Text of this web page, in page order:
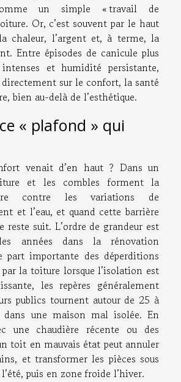
un simple « travail de
Or, c’est souvent par le haut
la chaleur, l’argent et, à terme, la
Entre épisodes de canicule plus
et humidité persistante,
sur le confort, la santé
bien au-delà de l’esthétique.
« plafond » qui
venait d’en haut ? Dans un
et les combles forment la
contre les variations de
et l’eau, et quand cette barrière
reste suit. L’ordre de grandeur est
années dans la rénovation
part importante des déperditions
la toiture lorsque l’isolation est
les repères généralement
publics tournent autour de 25 à
une maison mal isolée. En
une chaudière récente ou des
toit en mauvais état peut annuler
et transformer les pièces sous
puis en zone froide l’hiver.